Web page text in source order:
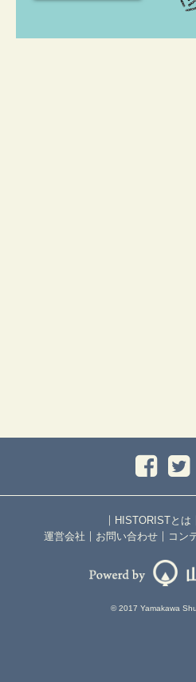
｜ HISTORISTとは
運営会社 ｜ お問い合わせ ｜ コン
© 2017 Yamakawa